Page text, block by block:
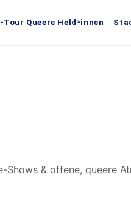
Tour Queere Held*innen
Shows & offene, queere